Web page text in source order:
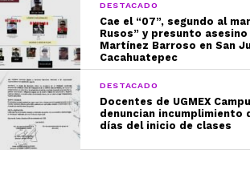
DESTACADO
Cae el “07”, segundo al
Rusos” y presunto
Martínez Barroso en San
Cacahuatepec
DESTACADO
Docentes de UGMEX
denuncian incumplimiento
días del inicio de clases